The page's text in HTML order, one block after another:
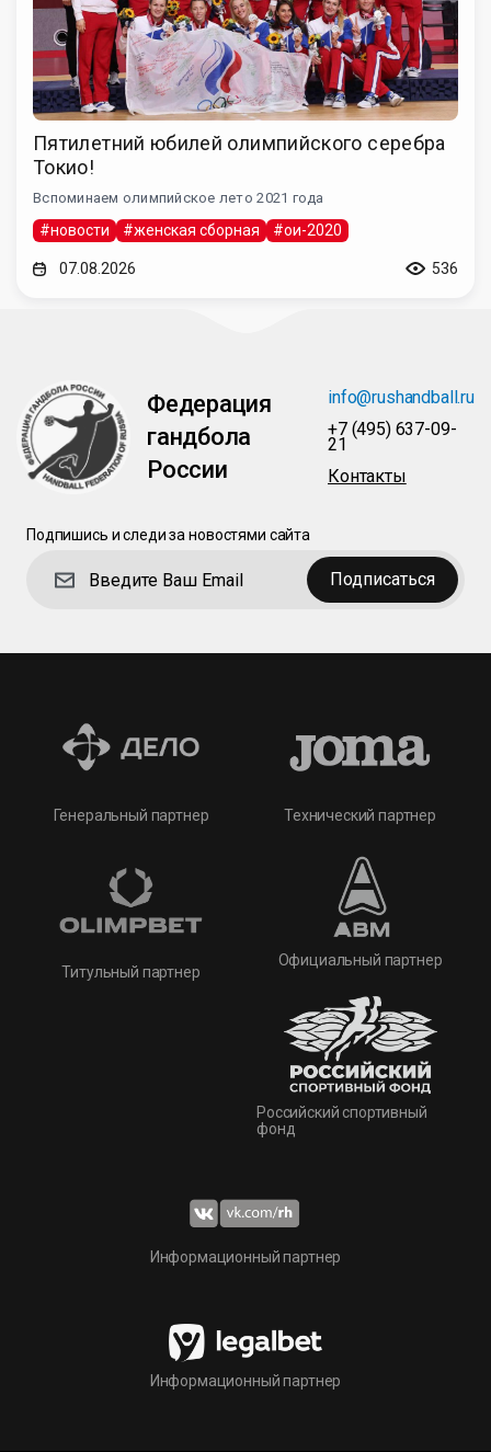
Пятилетний юбилей олимпийского серебра
Токио!
Вспоминаем олимпийское лето 2021 года
#новости #женская сборная #ои-2020
07.08.2026 536
Федерация
гандбола
России
info@rushandball.ru
+7 (495) 637-09-
21
Контакты
Подпишись и следи за новостями сайта
Подписаться
Генеральный партнер
Титульный партнер
Технический партнер
Официальный партнер
Российский спортивный
фонд
Информационный партнер
Информационный партнер